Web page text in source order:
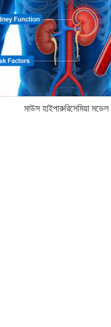
মাউস হাইপারুরিসেমিয়া মডেল